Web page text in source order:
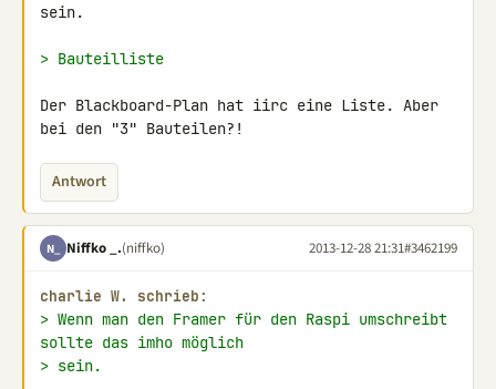
sein.
> Bauteilliste
Der Blackboard-Plan hat iirc eine Liste. Aber
bei den "3" Bauteilen?!
Antwort
N_ Niffko _.(niffko) 2013-12-28 21:31#3462199
charlie W. schrieb:
> Wenn man den Framer für den Raspi umschreibt
sollte das imho möglich
> sein.